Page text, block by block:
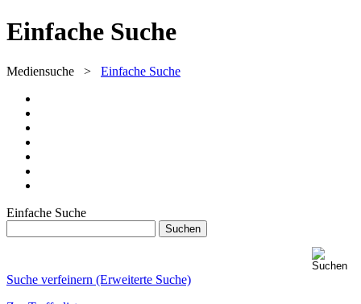
Einfache Suche
Mediensuche > Einfache Suche
Einfache Suche
Suche verfeinern (Erweiterte Suche)